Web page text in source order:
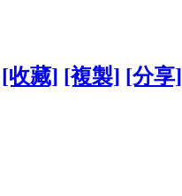
[收藏] [複製] [分享]